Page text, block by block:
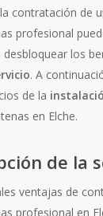
contratación de
profesional
los
. A
de la
en Elche.
de la
ventajas de
profesional en